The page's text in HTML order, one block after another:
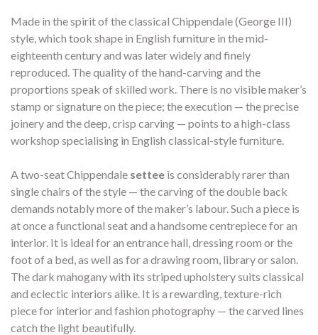
Made in the spirit of the classical Chippendale (George III)
style, which took shape in English furniture in the mid-
eighteenth century and was later widely and finely
reproduced. The quality of the hand-carving and the
proportions speak of skilled work. There is no visible maker’s
stamp or signature on the piece; the execution — the precise
joinery and the deep, crisp carving — points to a high-class
workshop specialising in English classical-style furniture.
A two-seat Chippendale settee is considerably rarer than
single chairs of the style — the carving of the double back
demands notably more of the maker’s labour. Such a piece is
at once a functional seat and a handsome centrepiece for an
interior. It is ideal for an entrance hall, dressing room or the
foot of a bed, as well as for a drawing room, library or salon.
The dark mahogany with its striped upholstery suits classical
and eclectic interiors alike. It is a rewarding, texture-rich
piece for interior and fashion photography — the carved lines
catch the light beautifully.